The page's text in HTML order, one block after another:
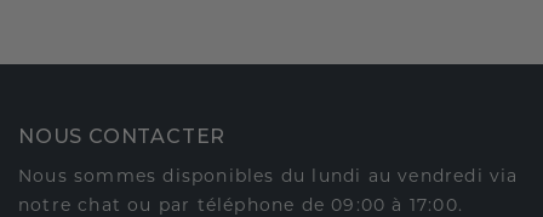
NOUS CONTACTER
Nous sommes disponibles du lundi au vendredi via
notre chat ou par téléphone de 09:00 à 17:00.